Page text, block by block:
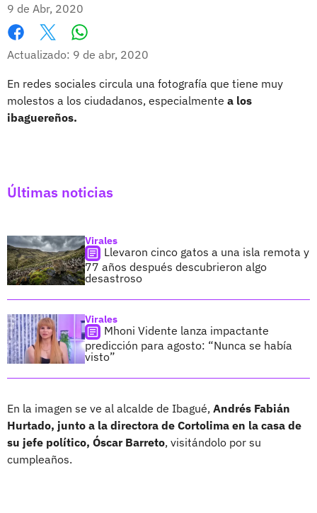
9 de Abr, 2020
Facebook
X
Actualizado: 9 de abr, 2020
En redes sociales circula una fotografía que tiene muy
molestos a los ciudadanos, especialmente a los
ibaguereños.
Últimas noticias
Virales
Llevaron cinco gatos a una isla remota y
77 años después descubrieron algo
desastroso
Virales
Mhoni Vidente lanza impactante
predicción para agosto: “Nunca se había
visto”
En la imagen se ve al alcalde de Ibagué, Andrés Fabián
Hurtado, junto a la directora de Cortolima en la casa de
su jefe político, Óscar Barreto, visitándolo por su
cumpleaños.